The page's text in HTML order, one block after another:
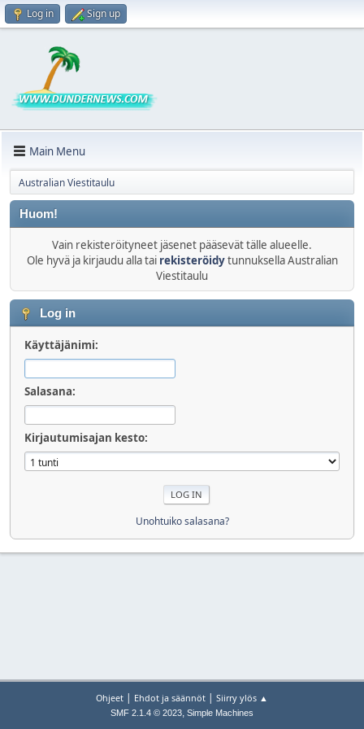
Log in Sign up
Main Menu
Australian Viestitaulu
Huom!
Vain rekisteröityneet jäsenet pääsevät tälle alueelle.
Ole hyvä ja kirjaudu alla tai rekisteröidytunnuksella Australian
Viestitaulu
Log in
Käyttäjänimi:
Salasana:
Kirjautumisajan kesto:
Unohtuiko salasana?
Ohjeet | Ehdot ja säännöt | Siirry ylös ▲
SMF 2.1.4 © 2023, Simple Machines